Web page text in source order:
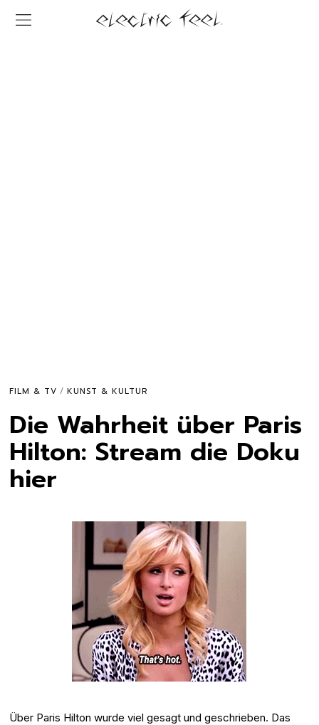
FILM & TV / KUNST & KULTUR
Die Wahrheit über Paris
Hilton: Stream die Doku
hier
Über Paris Hilton wurde viel gesagt und geschrieben. Das